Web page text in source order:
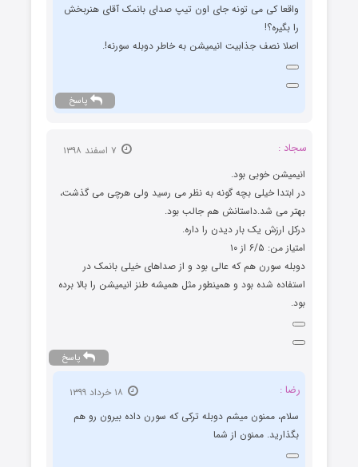
واقعا کی می تونه جای اون تیپ صدای بانمک آقای هنربخش
را بگیره؟!
اصلا نصف جذابیت انیمیشن به خاطر دوبله سورنه!.
پاسخ
سجاد :
انیمیشن خوبی بود.
در ابتدا خیلی بچه گونه به نظر می رسید ولی هرچی می گذشت،
بهتر می شد.داستانش هم جالب بود.
درکل ارزش یک بار دیدن را داره.
امتیاز من: ۶/۵ از ۱۰
دوبله سورن هم که عالی بود و از صداهای خیلی بانمک در
استفاده شده بود و همینطور مثل همیشه طنز انیمیشن را بالا برده
بود.
پاسخ
رضا :
سلام، ممنون میشم دوبله ترکی که سورن داده بیرون رو هم
بگذارید. ممنون از شما